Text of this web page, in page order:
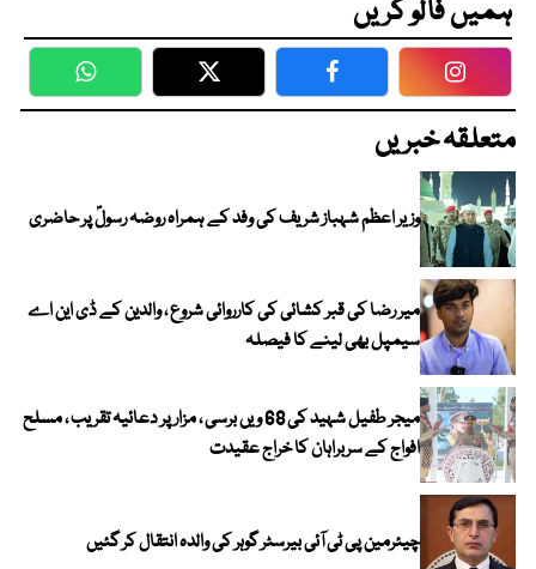
ہمیں فالو کریں
WhatsApp Twitter Facebook
متعلقہ خبریں
وزیر اعظم شہباز شریف کی وفد کے ہمراہ روضہ رسولؐ پر حاضری
میر رضا کی قبر کشائی کی کارروائی شروع ، والدین کے ڈی این اے
سیمپل بھی لینے کا فیصلہ
میجر طفیل شہید کی 68 ویں برسی ، مزار پر دعائیہ تقریب ، مسلح
افواج کے سربراہان کا خراج عقیدت
چیئرمین پی ٹی آئی بیرسٹر گوہر کی والدہ انتقال کر گئیں